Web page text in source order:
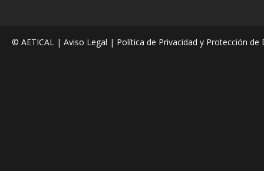
© AETICAL | Aviso Legal | Política de Privacidad y Protección de